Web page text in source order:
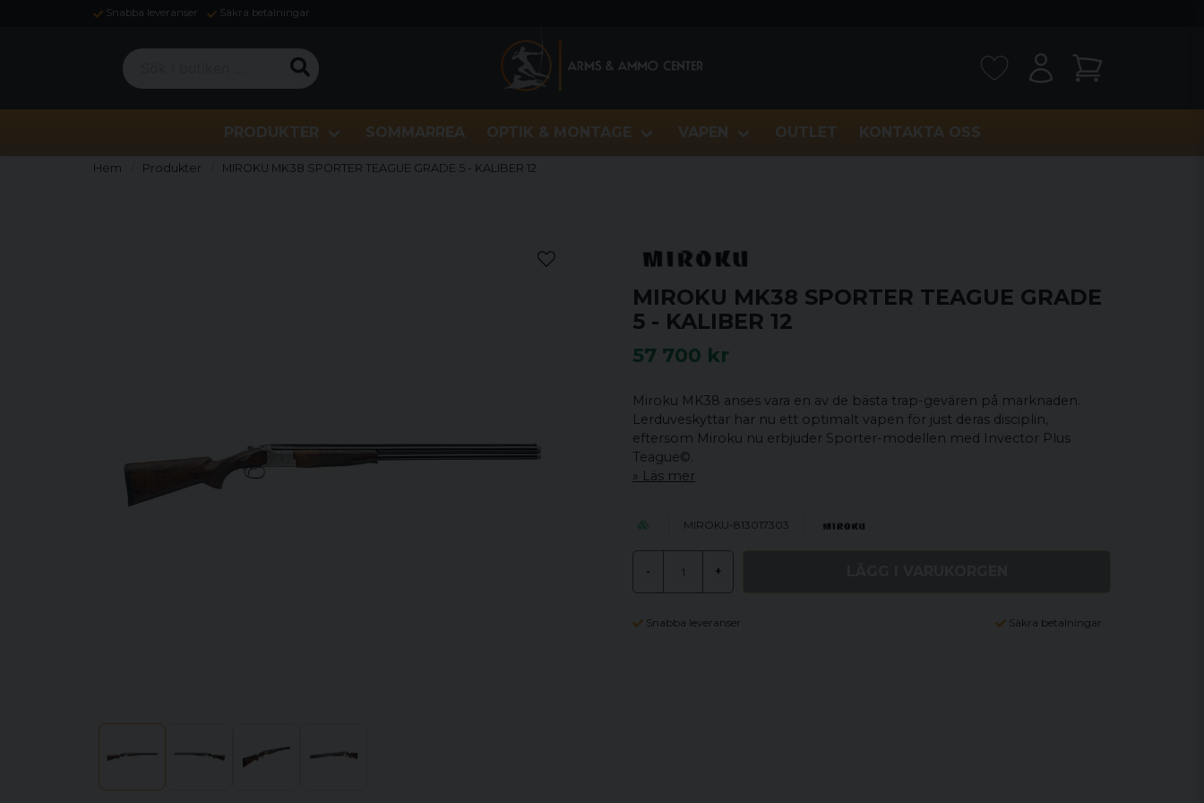
Snabba leveranser Säkra betalningar
Sök i butiken ...
PRODUKTER SOMMARREA OPTIK & MONTAGE VAPEN OUTLET KONTAKTA OSS
Hem Produkter MIROKU MK38 SPORTER TEAGUE GRADE 5 - KALIBER 12
MIROKU MK38 SPORTER TEAGUE GRADE
5 - KALIBER 12
57 700 kr
Miroku MK38 anses vara en av de bästa trap-gevären på marknaden.
Lerduveskyttar har nu ett optimalt vapen för just deras disciplin,
eftersom Miroku nu erbjuder Sporter-modellen med Invector Plus
Teague©.
Läs mer
MIROKU-813017303
- +
Snabba leveranser Säkra betalningar